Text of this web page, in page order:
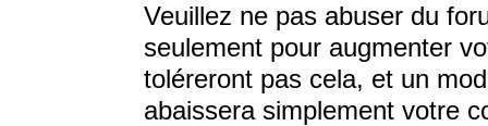
Veuillez ne pas abuser du
seulement pour augmenter
toléreront pas cela, et un
abaissera simplement votre